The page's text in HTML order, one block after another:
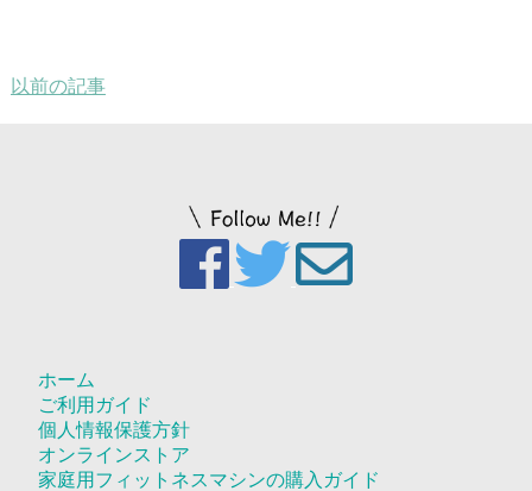
以前の記事
ホーム
ご利用ガイド
個人情報保護方針
オンラインストア
家庭用フィットネスマシンの購入ガイド